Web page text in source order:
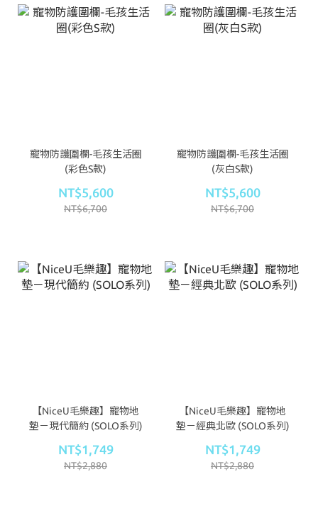
寵物防護圍欄-毛孩生活圈
(彩色S款)
NT$5,600
NT$6,700
寵物防護圍欄-毛孩生活圈
(灰白S款)
NT$5,600
NT$6,700
【NiceU毛樂趣】寵物地
墊－現代簡約 (SOLO系列)
NT$1,749
NT$2,880
【NiceU毛樂趣】寵物地
墊－經典北歐 (SOLO系列)
NT$1,749
NT$2,880